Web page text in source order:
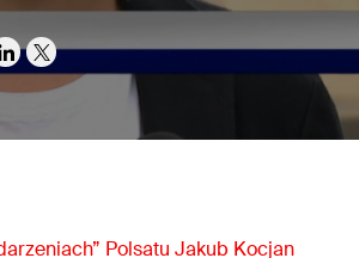
Polsatu Jakub Kocjan